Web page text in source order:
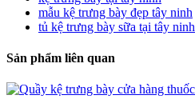
mẫu kệ trưng bày đẹp tây ninh
tủ kệ trưng bày sữa tại tây ninh
Sản phẩm liên quan